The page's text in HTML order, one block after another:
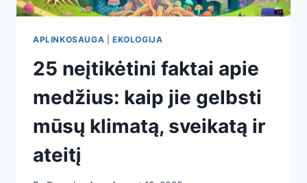
APLINKOSAUGA EKOLOGIJA
25 neįtikėtini faktai apie
medžius: kaip jie gelbsti
mūsų klimatą, sveikatą ir
ateitį